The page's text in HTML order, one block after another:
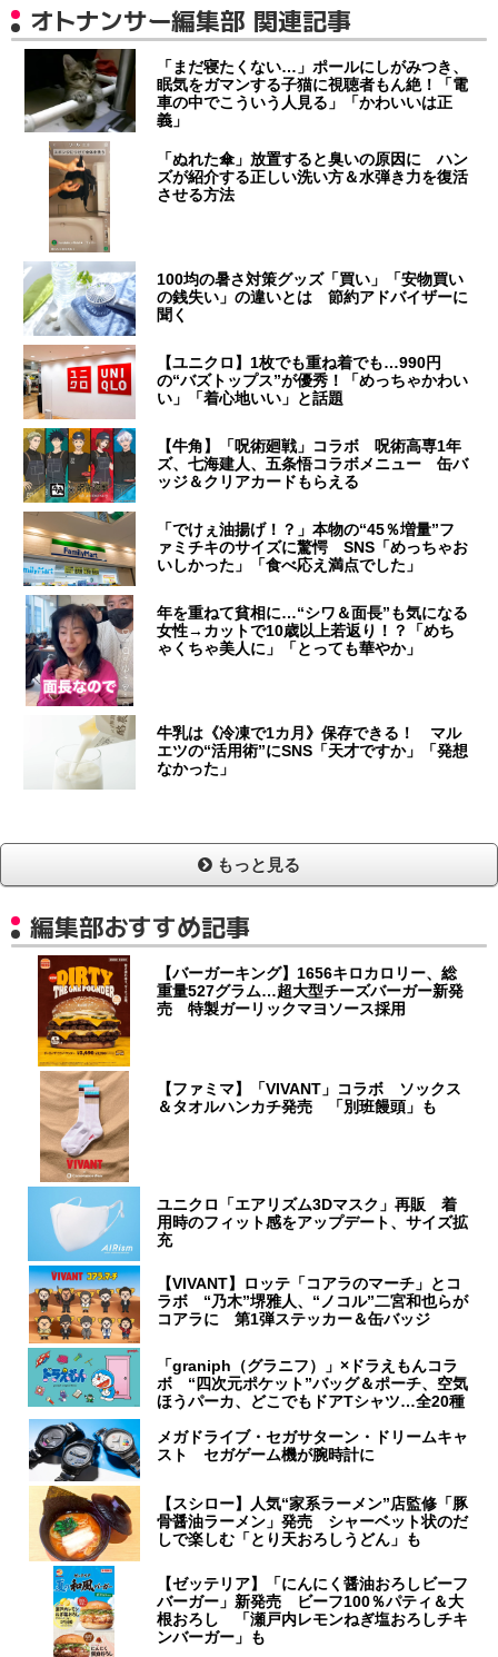
オトナンサー編集部 関連記事
「まだ寝たくない…」ポールにしがみつき、
眠気をガマンする子猫に視聴者もん絶！「電
車の中でこういう人見る」「かわいいは正
義」
「ぬれた傘」放置すると臭いの原因に ハン
ズが紹介する正しい洗い方＆水弾き力を復活
させる方法
100均の暑さ対策グッズ「買い」「安物買い
の銭失い」の違いとは 節約アドバイザーに
聞く
【ユニクロ】1枚でも重ね着でも…990円
の“バズトップス”が優秀！「めっちゃかわい
い」「着心地いい」と話題
【牛角】「呪術廻戦」コラボ 呪術高専1年
ズ、七海建人、五条悟コラボメニュー 缶バ
ッジ＆クリアカードもらえる
「でけぇ油揚げ！？」本物の“45％増量”フ
ァミチキのサイズに驚愕 SNS「めっちゃお
いしかった」「食べ応え満点でした」
年を重ねて貧相に…“シワ＆面長”も気になる
女性→カットで10歳以上若返り！？「めち
ゃくちゃ美人に」「とっても華やか」
牛乳は《冷凍で1カ月》保存できる！ マル
エツの“活用術”にSNS「天才ですか」「発想
なかった」
もっと見る
編集部おすすめ記事
【バーガーキング】1656キロカロリー、総
重量527グラム…超大型チーズバーガー新発
売 特製ガーリックマヨソース採用
【ファミマ】「VIVANT」コラボ ソックス
＆タオルハンカチ発売 「別班饅頭」も
ユニクロ「エアリズム3Dマスク」再販 着
用時のフィット感をアップデート、サイズ拡
充
【VIVANT】ロッテ「コアラのマーチ」とコ
ラボ “乃木”堺雅人、“ノコル”二宮和也らが
コアラに 第1弾ステッカー＆缶バッジ
「graniph（グラニフ）」×ドラえもんコラ
ボ “四次元ポケット”バッグ＆ポーチ、空気
ほうパーカ、どこでもドアTシャツ…全20種
メガドライブ・セガサターン・ドリームキャ
スト セガゲーム機が腕時計に
【スシロー】人気“家系ラーメン”店監修「豚
骨醤油ラーメン」発売 シャーベット状のだ
しで楽しむ「とり天おろしうどん」も
【ゼッテリア】「にんにく醤油おろしビーフ
バーガー」新発売 ビーフ100％パティ＆大
根おろし 「瀬戸内レモンねぎ塩おろしチキ
ンバーガー」も